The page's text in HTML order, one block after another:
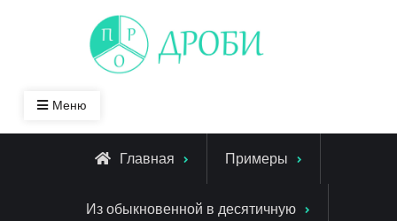
Меню
Главная Примеры
Из обыкновенной в десятичную